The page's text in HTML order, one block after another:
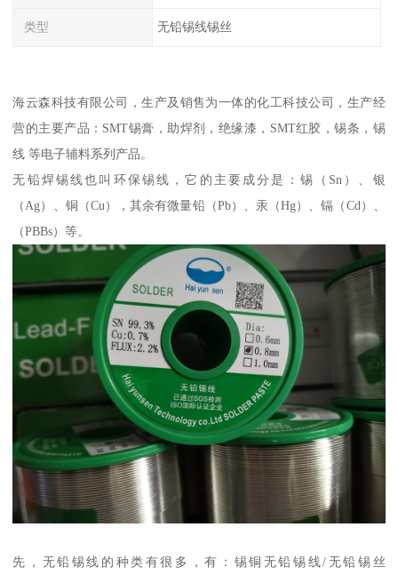
类型 无铅锡线锡丝
海云森科技有限公司，生产及销售为一体的化工科技公司，生产经
营的主要产品：SMT锡膏，助焊剂，绝缘漆，SMT红胶，锡条，锡
线 等电子辅料系列产品。
无铅焊锡线也叫环保锡线，它的主要成分是：锡（Sn）、银
（Ag）、铜（Cu），其余有微量铅（Pb）、汞（Hg）、镉（Cd）、
（PBBs）等。
先，无铅锡线的种类有很多，有：锡铜无铅锡线/无铅锡丝